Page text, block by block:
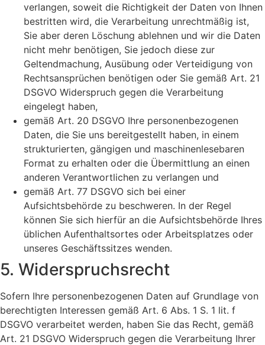
verlangen, soweit die Richtigkeit der Daten von Ihnen
bestritten wird, die Verarbeitung unrechtmäßig ist,
Sie aber deren Löschung ablehnen und wir die Daten
nicht mehr benötigen, Sie jedoch diese zur
Geltendmachung, Ausübung oder Verteidigung von
Rechtsansprüchen benötigen oder Sie gemäß Art. 21
DSGVO Widerspruch gegen die Verarbeitung
eingelegt haben,
gemäß Art. 20 DSGVO Ihre personenbezogenen
Daten, die Sie uns bereitgestellt haben, in einem
strukturierten, gängigen und maschinenlesebaren
Format zu erhalten oder die Übermittlung an einen
anderen Verantwortlichen zu verlangen und
gemäß Art. 77 DSGVO sich bei einer
Aufsichtsbehörde zu beschweren. In der Regel
können Sie sich hierfür an die Aufsichtsbehörde Ihres
üblichen Aufenthaltsortes oder Arbeitsplatzes oder
unseres Geschäftssitzes wenden.
5. Widerspruchsrecht
Sofern Ihre personenbezogenen Daten auf Grundlage von
berechtigten Interessen gemäß Art. 6 Abs. 1 S. 1 lit. f
DSGVO verarbeitet werden, haben Sie das Recht, gemäß
Art. 21 DSGVO Widerspruch gegen die Verarbeitung Ihrer